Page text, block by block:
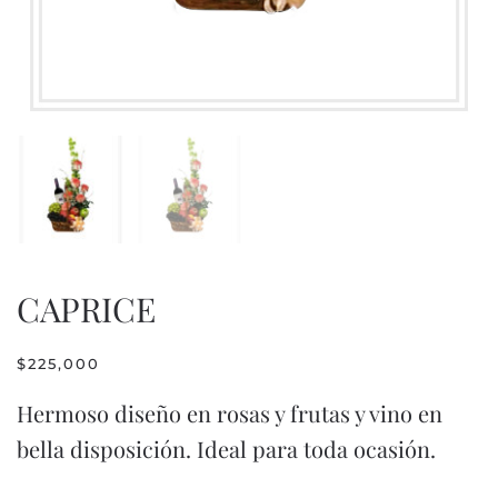
CAPRICE
$225,000
Hermoso diseño en rosas y frutas y vino en
bella disposición. Ideal para toda ocasión.